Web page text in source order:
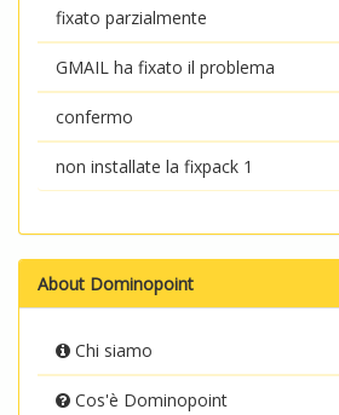
fixato parzialmente
GMAIL ha fixato il problema
confermo
non installate la fixpack 1
About Dominopoint
Chi siamo
Cos'è Dominopoint